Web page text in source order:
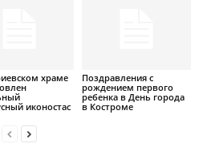
храме
иконостас
Поздравления с
рождением первого
ребенка в День города
в Костроме